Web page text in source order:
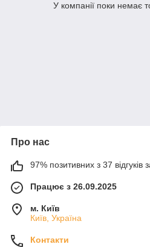
У компанії поки немає
Про нас
97% позитивних з 37 відгуків
Працює з 26.09.2025
м. Київ
Київ, Україна
Контакти